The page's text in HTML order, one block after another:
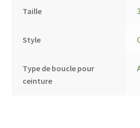
Taille
Style
Type de boucle pour
ceinture